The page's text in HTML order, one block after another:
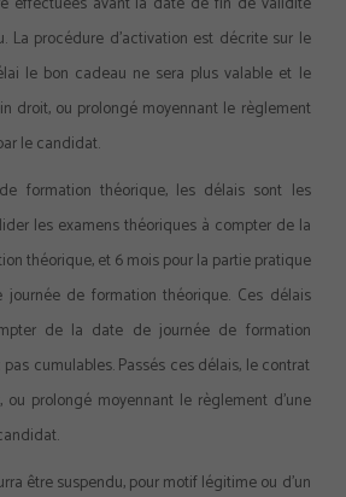
La procédure d’activation est décrite sur le
le bon cadeau ne sera plus valable et le
droit, ou prolongé moyennant le règlement
le candidat.
formation théorique, les délais sont les
les examens théoriques à compter de la
théorique, et 6 mois pour la partie pratique
de formation théorique. Ces délais
de la date de journée de formation
cumulables. Passés ces délais, le contrat
prolongé moyennant le règlement d’une
être suspendu, pour motif légitime ou d’un